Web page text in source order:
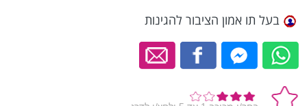
בעל תו אמון הציבור להגינות